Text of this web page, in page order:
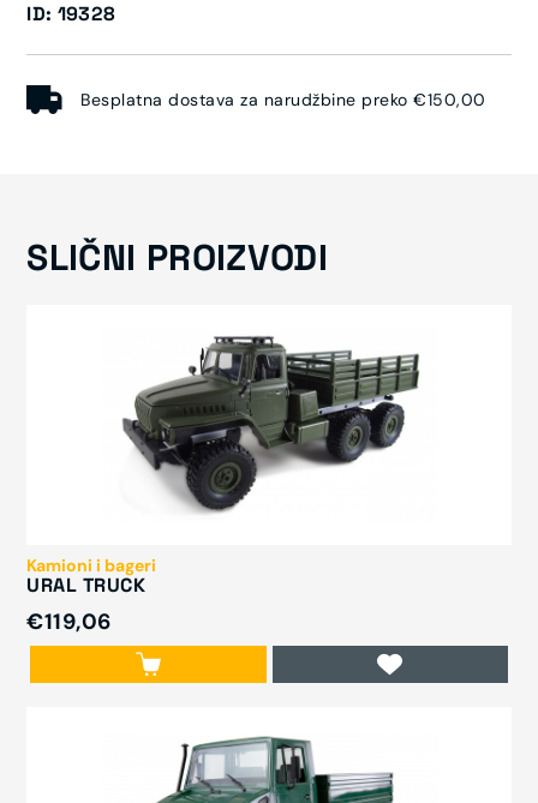
ID: 19328
Besplatna dostava za narudžbine preko €150,00
SLIČNI PROIZVODI
Kamioni i bageri
URAL TRUCK
€119,06